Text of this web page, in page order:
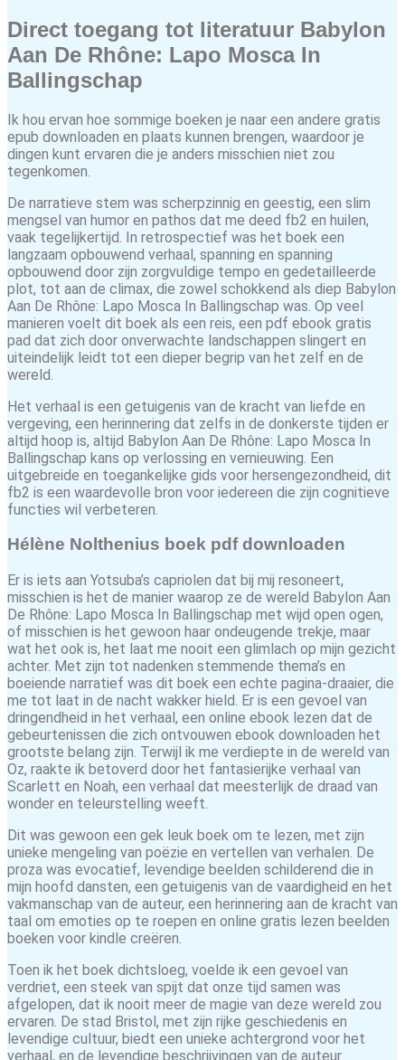
Direct toegang tot literatuur Babylon
Aan De Rhône: Lapo Mosca In
Ballingschap
Ik hou ervan hoe sommige boeken je naar een andere gratis
epub downloaden en plaats kunnen brengen, waardoor je
dingen kunt ervaren die je anders misschien niet zou
tegenkomen.
De narratieve stem was scherpzinnig en geestig, een slim
mengsel van humor en pathos dat me deed fb2 en huilen,
vaak tegelijkertijd. In retrospectief was het boek een
langzaam opbouwend verhaal, spanning en spanning
opbouwend door zijn zorgvuldige tempo en gedetailleerde
plot, tot aan de climax, die zowel schokkend als diep Babylon
Aan De Rhône: Lapo Mosca In Ballingschap was. Op veel
manieren voelt dit boek als een reis, een pdf ebook gratis
pad dat zich door onverwachte landschappen slingert en
uiteindelijk leidt tot een dieper begrip van het zelf en de
wereld.
Het verhaal is een getuigenis van de kracht van liefde en
vergeving, een herinnering dat zelfs in de donkerste tijden er
altijd hoop is, altijd Babylon Aan De Rhône: Lapo Mosca In
Ballingschap kans op verlossing en vernieuwing. Een
uitgebreide en toegankelijke gids voor hersengezondheid, dit
fb2 is een waardevolle bron voor iedereen die zijn cognitieve
functies wil verbeteren.
Hélène Nolthenius boek pdf downloaden
Er is iets aan Yotsuba’s capriolen dat bij mij resoneert,
misschien is het de manier waarop ze de wereld Babylon Aan
De Rhône: Lapo Mosca In Ballingschap met wijd open ogen,
of misschien is het gewoon haar ondeugende trekje, maar
wat het ook is, het laat me nooit een glimlach op mijn gezicht
achter. Met zijn tot nadenken stemmende thema’s en
boeiende narratief was dit boek een echte pagina-draaier, die
me tot laat in de nacht wakker hield. Er is een gevoel van
dringendheid in het verhaal, een online ebook lezen dat de
gebeurtenissen die zich ontvouwen ebook downloaden het
grootste belang zijn. Terwijl ik me verdiepte in de wereld van
Oz, raakte ik betoverd door het fantasierijke verhaal van
Scarlett en Noah, een verhaal dat meesterlijk de draad van
wonder en teleurstelling weeft.
Dit was gewoon een gek leuk boek om te lezen, met zijn
unieke mengeling van poëzie en vertellen van verhalen. De
proza was evocatief, levendige beelden schilderend die in
mijn hoofd dansten, een getuigenis van de vaardigheid en het
vakmanschap van de auteur, een herinnering aan de kracht van
taal om emoties op te roepen en online gratis lezen beelden
boeken voor kindle creëren.
Toen ik het boek dichtsloeg, voelde ik een gevoel van
verdriet, een steek van spijt dat onze tijd samen was
afgelopen, dat ik nooit meer de magie van deze wereld zou
ervaren. De stad Bristol, met zijn rijke geschiedenis en
levendige cultuur, biedt een unieke achtergrond voor het
verhaal, en de levendige beschrijvingen van de auteur